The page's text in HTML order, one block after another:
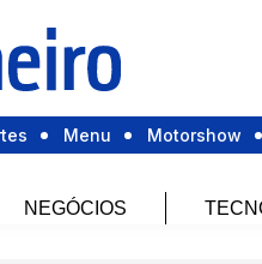
Menu Motorshow
NEGÓCIOS